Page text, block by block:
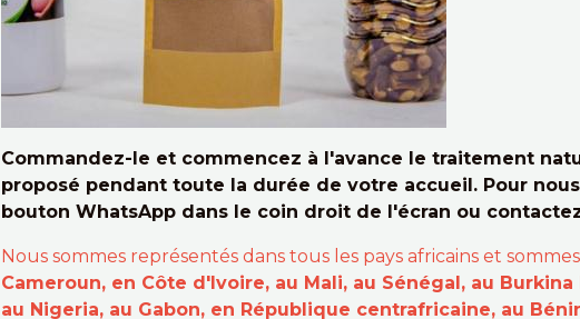
Commandez-le et commencez à l'avance le traitement
proposé pendant toute la durée de votre accueil. Pour
bouton WhatsApp dans le coin droit de l'écran ou
Nous sommes représentés dans tous les pays africains et
Cameroun, en Côte d'Ivoire, au Mali, au Sénégal, au Burkina
au Nigeria, au Gabon, en République centrafricaine, au